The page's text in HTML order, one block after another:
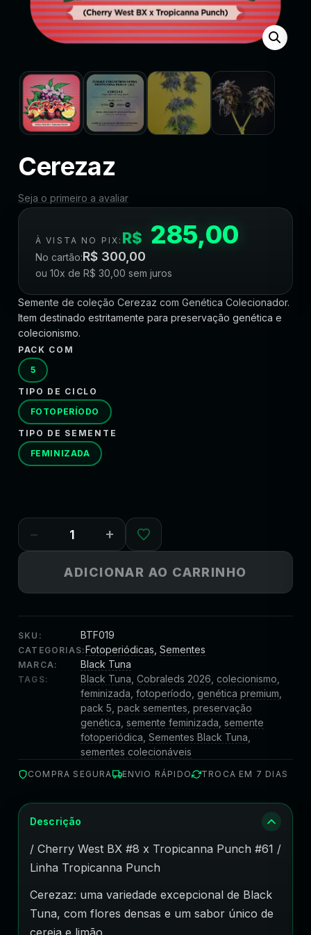
Cerezaz
Seja o primeiro a avaliar
À VISTA NO PIX: R$ 285,00
No cartão:R$ 300,00
ou 10x de R$ 30,00 sem juros
Semente de coleção Cerezaz com Genética Colecionador.
Item destinado estritamente para preservação genética e
colecionismo.
PACK COM
5
TIPO DE CICLO
FOTOPERÍODO
TIPO DE SEMENTE
FEMINIZADA
− +
ADICIONAR AO CARRINHO
SKU: BTF019
CATEGORIAS:Fotoperiódicas ,Sementes
MARCA: Black Tuna
TAGS: Black Tuna Cobraleds 2026 colecionismo
feminizada fotoperíodo genética premium
pack 5 pack sementes preservação
genética semente feminizada semente
fotoperiódica Sementes Black Tuna
sementes colecionáveis
COMPRA SEGURA ENVIO RÁPIDO TROCA EM 7 DIAS
Descrição
/ Cherry West BX #8 x Tropicanna Punch #61 /
Linha Tropicanna Punch
Cerezaz: uma variedade excepcional de Black
Tuna, com flores densas e um sabor único de